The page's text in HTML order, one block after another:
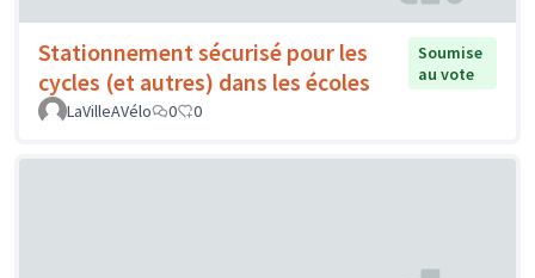
Stationnement sécurisé pour les
cycles (et autres) dans les écoles
Soumise
au vote
LaVilleAVélo
0 0